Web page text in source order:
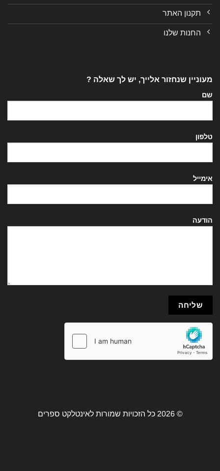
תקנון האתר
החנות שלנו
מעוניין שנחזור אלייך, יש לך שאלה ?
שם
טלפון
אימייל
הודעה
© 2026 כל הזכויות שמורות לאינטלקט ספרים